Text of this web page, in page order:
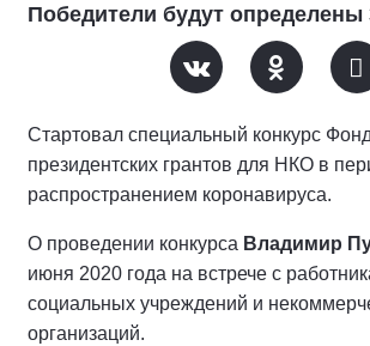
Победители будут определены
Стартовал специальный конкурс
президентских грантов для НКО в
распространением коронавируса.
О проведении конкурса Владимир
июня 2020 года на встрече с
социальных учреждений и
организаций.